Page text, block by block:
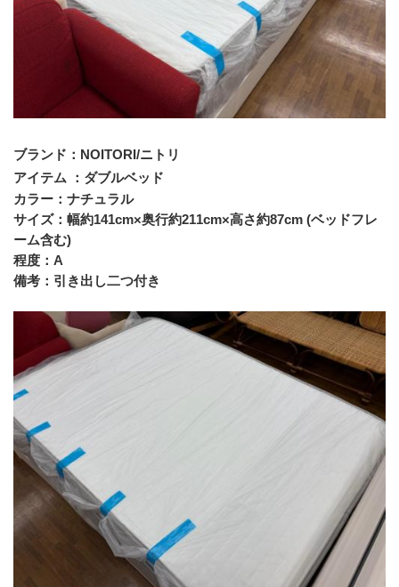
ブランド：NOITORI/ニトリ
アイテム ：ダブルベッド
カラー：ナチュラル
サイズ：幅約141cm×奥行約211cm×高さ約87cm (ベッドフレ
ーム含む)
程度：A
備考：引き出し二つ付き